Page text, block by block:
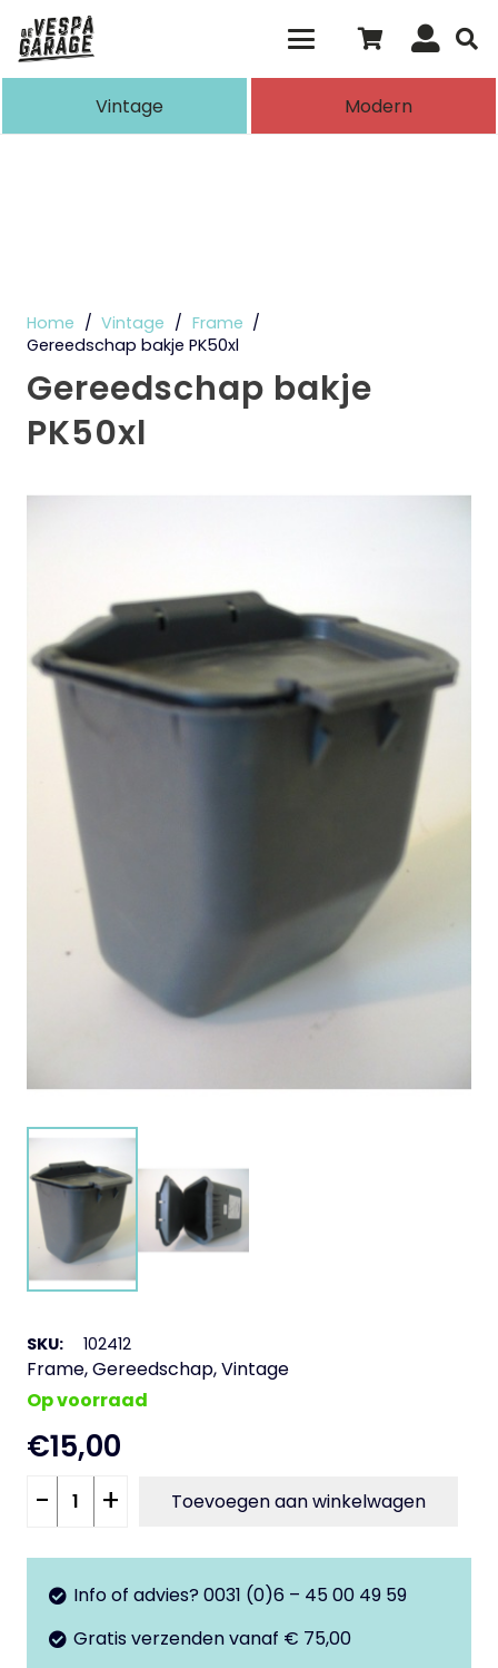
de resultaten voor automatisch
Vintage Modern
Home / Vintage / Frame /
Gereedschap bakje PK50xl
Gereedschap bakje
PK50xl
SKU: 102412
Frame,Gereedschap,Vintage
Op voorraad
€15,00
Gereedschap
bakje
PK50xl
aantal
- + Toevoegen aan winkelwagen
Info of advies? 0031 (0)6 – 45 00 49 59
Gratis verzenden vanaf € 75,00